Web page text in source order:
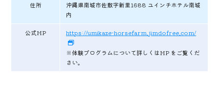
住所
沖縄県南城市佐敷字新里1688 ユインチホテル南城
内
公式HP https://umikaze-horsefarm.jimdofree.com/
※体験プログラムについて詳しくはHP をご覧くだ
さい。